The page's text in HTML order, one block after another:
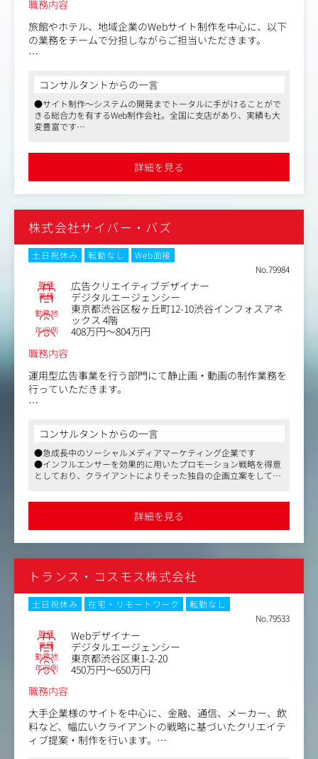
職務内容
旅館やホテル、地域企業のWebサイト制作を中心に、以下
の業務をチームで分担しながらご担当いただきます。
・WebサイトやLP、バナーのデザイン制作（PC／スマホ
対応）
・HTML/CSSでのマークアップ、WordPressを使った更
新・調整
・サイト公開後の更新作業、UI改善、ページ追加のディレ
・アクセス状況やユーザー行動の把握、改善アイデア出し
・SEO・UI・導線などの視点から「もっとよくできる」を
コンサルタントからの一言
●サイト制作～システムの開発までトータルに手がけることがで
きる総合力を有するWeb制作会社。全国に支店があり、実績も大
変豊富です
詳細を見る
株式会社サイバー・バズ
土日祝休み 転勤なし
Web面接
No.79984
職種 広告クリエイティブデザイナー
業種 デジタルエージェンシー
勤務地
東京都渋谷区桜ヶ丘町12-10渋谷インフォスアネ
ックス 4階
年収例
408万円～804万円
職務内容
運用型広告事業を行う部門にて静止画・動画の制作業務を
行っていただきます。
・動画制作（Instagram、Tiktok）
・企業SNSアカウント用静止画グラフィック
※顧客：化粧品・美容、金融、不動産、人材関連の企業
【仕事内容（変更の範囲）】会社の定める範囲
コンサルタントからの一言
●急成長中のソーシャルメディアマーケティング企業です
●インフルエンサーを効果的に用いたプロモーション戦略を得意
としており、クライアントによりそった独自の企画立案をしてお
事業やマネジメント経験を積むことも可能です。失敗を恐れずに
詳細を見る
トランス・コスモス株式会社
土日祝休み 在宅・リモートワーク
転勤なし
No.79533
職種 Webデザイナー
業種 デジタルエージェンシー
勤務地 東京都渋谷区東1-2-20
年収例
450万円～650万円
職務内容
大手企業様のサイトを中心に、金融、通信、メーカー、飲
料など、幅広いクライアントの戦略に基づいたクリエイテ
ィブ提案・制作を行います。